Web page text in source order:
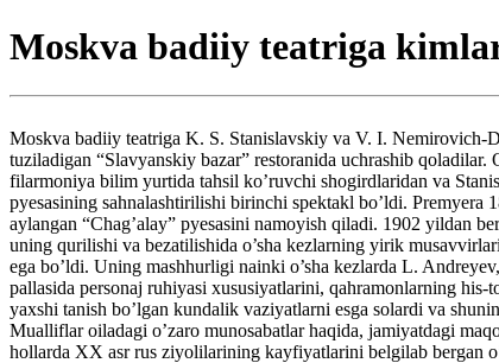
Moskva badiiy teatriga kimlar
Moskva badiiy teatriga K. S. Stanislavskiy va V. I. Nemirovich-
tuziladigan “Slavyanskiy bazar” restoranida uchrashib
filarmoniya bilim yurtida tahsil ko’ruvchi shogirdlaridan va
pyesasining sahnalashtirilishi birinchi spektakl bo’ldi. Premyera
aylangan “Chag’alay” pyesasini namoyish qiladi. 1902 yildan
uning qurilishi va bezatilishida o’sha kezlarning yirik
ega bo’ldi. Uning mashhurligi nainki o’sha kezlarda L.
pallasida personaj ruhiyasi xususiyatlarini, qahramonlarning
yaxshi tanish bo’lgan kundalik vaziyatlarni esga solardi va
Mualliflar oiladagi o’zaro munosabatlar haqida, jamiyatdagi
hollarda XX asr rus ziyolilarining kayfiyatlarini belgilab bergan